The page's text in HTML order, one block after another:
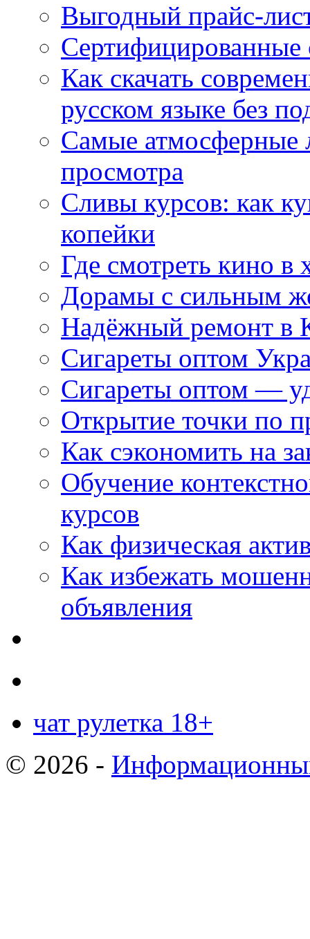
Выгодный прайс-
Как скачать
русском языке без
Самые атмосферные
просмотра
Сливы курсов: как
копейки
Где смотреть кино в
Дорамы с сильным
Надёжный ремонт в
Сигареты оптом
Сигареты оптом —
Открытие точки по
Как сэкономить на
Обучение
курсов
Как физическая
Как избежать
объявления
чат рулетка 18+
© 2026 -